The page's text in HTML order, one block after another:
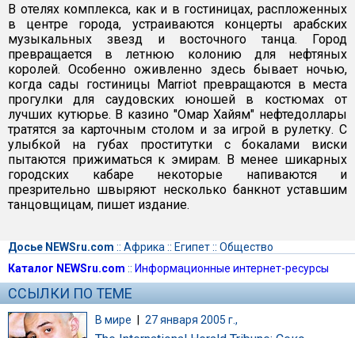
В отелях комплекса, как и в гостиницах, распложенных
в центре города, устраиваются концерты арабских
музыкальных звезд и восточного танца. Город
превращается в летнюю колонию для нефтяных
королей. Особенно оживленно здесь бывает ночью,
когда сады гостиницы Marriot превращаются в места
прогулки для саудовских юношей в костюмах от
лучших кутюрье. В казино "Омар Хайям" нефтедоллары
тратятся за карточным столом и за игрой в рулетку. С
улыбкой на губах проститутки с бокалами виски
пытаются прижиматься к эмирам. В менее шикарных
городских кабаре некоторые напиваются и
презрительно швыряют несколько банкнот уставшим
танцовщицам, пишет издание.
Досье NEWSru.com :: Африка :: Египет:: Общество
Каталог NEWSru.com :: Информационные интернет-ресурсы
ССЫЛКИ ПО ТЕМЕ
В мире | 27 января 2005 г.,